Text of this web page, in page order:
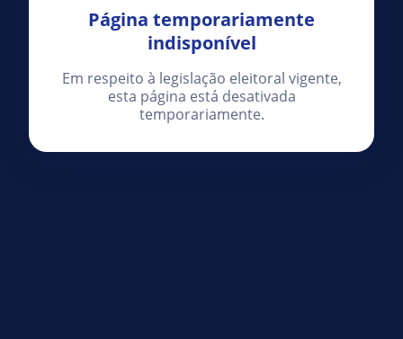
Página temporariamente
indisponível
Em respeito à legislação eleitoral vigente,
esta página está desativada
temporariamente.